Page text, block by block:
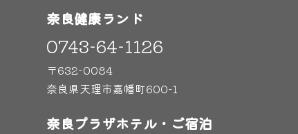
奈良健康ランド
0743-64-1126
〒632-0084
奈良県天理市嘉幡町600-1
奈良プラザホテル・ご宿泊